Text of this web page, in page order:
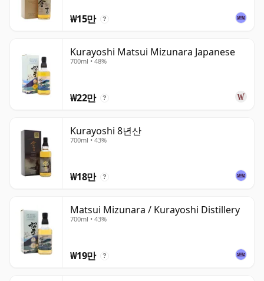
₩15만 ?
Kurayoshi Matsui Mizunara Japanese
700ml • 48%
₩22만 ?
Kurayoshi 8년산
700ml • 43%
₩18만 ?
Matsui Mizunara / Kurayoshi Distillery
700ml • 43%
₩19만 ?